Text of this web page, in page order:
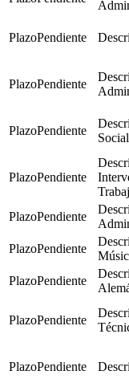
Pendiente
Pendiente
Pendiente
Pendiente
Pendiente
Pendiente
Pendiente
Pendiente
Pendiente